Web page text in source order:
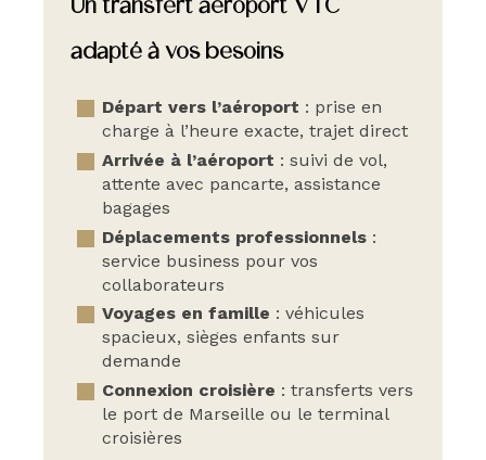
Un transfert aéroport VTC
adapté à vos besoins
Départ vers l’aéroport : prise en
charge à l’heure exacte, trajet direct
Arrivée à l’aéroport : suivi de vol,
attente avec pancarte, assistance
bagages
Déplacements professionnels:
service business pour vos
collaborateurs
Voyages en famille : véhicules
spacieux, sièges enfants sur
demande
Connexion croisière : transferts vers
le port de Marseille ou le terminal
croisières